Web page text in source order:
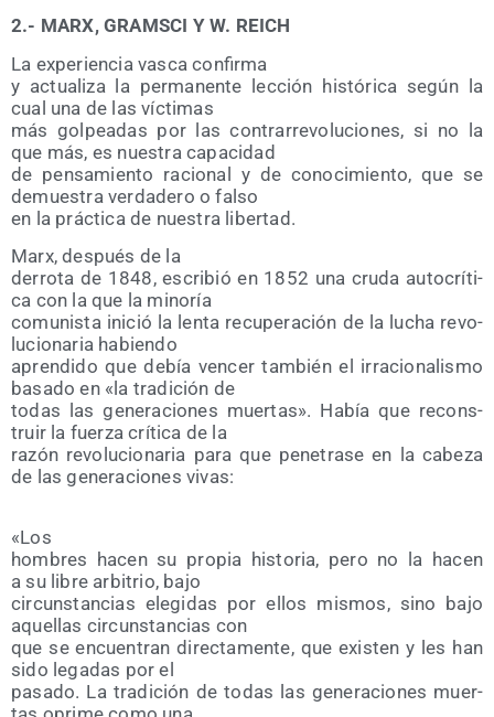
2.- MARX, GRAMSCI Y W. REICH
La expe­rien­cia vas­ca confirma
y actua­li­za la per­ma­nen­te lec­ción his­tó­ri­ca según la
cual una de las víctimas
más gol­pea­das por las con­tra­rre­vo­lu­cio­nes, si no la
que más, es nues­tra capacidad
de pen­sa­mien­to racio­nal y de cono­ci­mien­to, que se
demues­tra ver­da­de­ro o falso
en la prác­ti­ca de nues­tra libertad.
Marx, des­pués de la
derro­ta de 1848, escri­bió en 1852 una cru­da auto­crí­ti­
ca con la que la minoría
comu­nis­ta ini­ció la len­ta recu­pe­ra­ción de la lucha revo­
lu­cio­na­ria habiendo
apren­di­do que debía ven­cer tam­bién el irra­cio­na­lis­mo
basa­do en «la tra­di­ción de
todas las gene­ra­cio­nes muer­tas». Había que recons­
truir la fuer­za crí­ti­ca de la
razón revo­lu­cio­na­ria para que pene­tra­se en la cabe­za
de las gene­ra­cio­nes vivas:
«Los
hom­bres hacen su pro­pia his­to­ria, pero no la hacen
a su libre arbi­trio, bajo
cir­cuns­tan­cias ele­gi­das por ellos mis­mos, sino bajo
aque­llas cir­cuns­tan­cias con
que se encuen­tran direc­ta­men­te, que exis­ten y les han
sido lega­das por el
pasa­do. La tra­di­ción de todas las gene­ra­cio­nes muer­